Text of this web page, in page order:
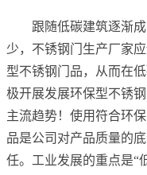
跟随低碳建筑逐渐
少，不锈钢门生产厂家
型不锈钢门品，从而在
极开展发展环保型不锈
主流趋势！使用符合环
品是公司对产品质量的
任。工业发展的重点是“